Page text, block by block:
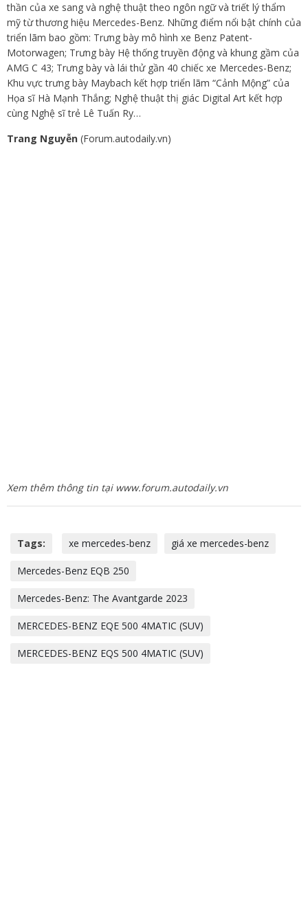
thần của xe sang và nghệ thuật theo ngôn ngữ và triết lý thẩm
mỹ từ thương hiệu Mercedes-Benz. Những điểm nổi bật chính của
triển lãm bao gồm: Trưng bày mô hình xe Benz Patent-
Motorwagen; Trưng bày Hệ thống truyền động và khung gầm của
AMG C 43; Trưng bày và lái thử gần 40 chiếc xe Mercedes-Benz;
Khu vực trưng bày Maybach kết hợp triển lãm “Cảnh Mộng” của
Họa sĩ Hà Mạnh Thắng; Nghệ thuật thị giác Digital Art kết hợp
cùng Nghệ sĩ trẻ Lê Tuấn Ry…
Trang Nguyễn (Forum.autodaily.vn)
Xem thêm thông tin tại www.forum.autodaily.vn
Tags: xe mercedes-benz giá xe mercedes-benz
Mercedes-Benz EQB 250
Mercedes-Benz: The Avantgarde 2023
MERCEDES-BENZ EQE 500 4MATIC (SUV)
MERCEDES-BENZ EQS 500 4MATIC (SUV)